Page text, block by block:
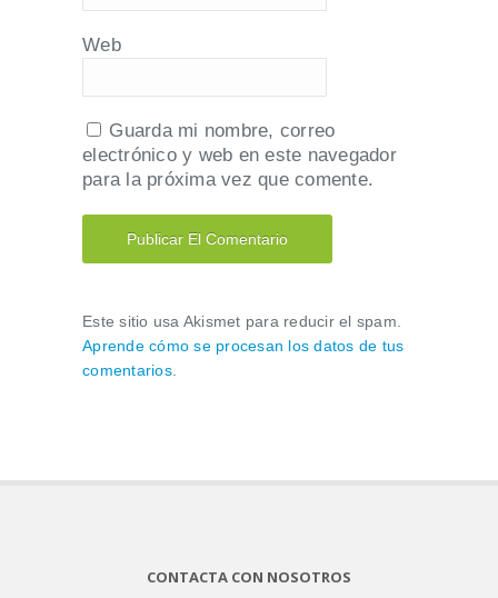
Web
Guarda mi nombre, correo
electrónico y web en este navegador
para la próxima vez que comente.
Este sitio usa Akismet para reducir el spam.
Aprende cómo se procesan los datos de tus
comentarios.
CONTACTA CON NOSOTROS